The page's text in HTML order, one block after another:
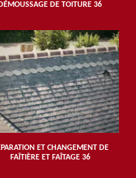
DÉMOUSSAGE DE TOITURE 36
ET CHANGEMENT DE
FAÎTIÈRE ET FAÎTAGE 36